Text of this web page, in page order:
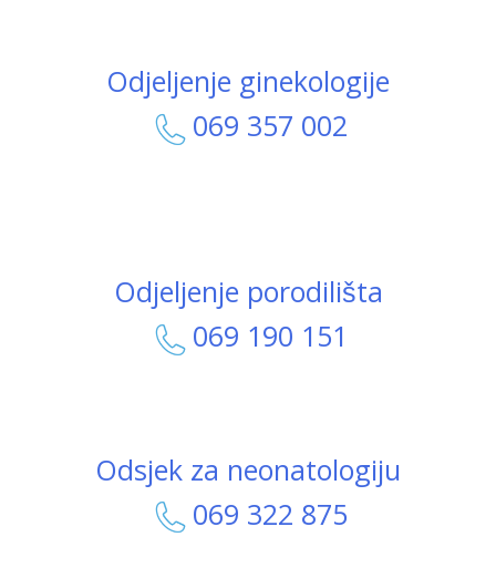
Odjeljenje ginekologije
069 357 002
Odjeljenje porodilišta
069 190 151
Odsjek za neonatologiju
069 322 875